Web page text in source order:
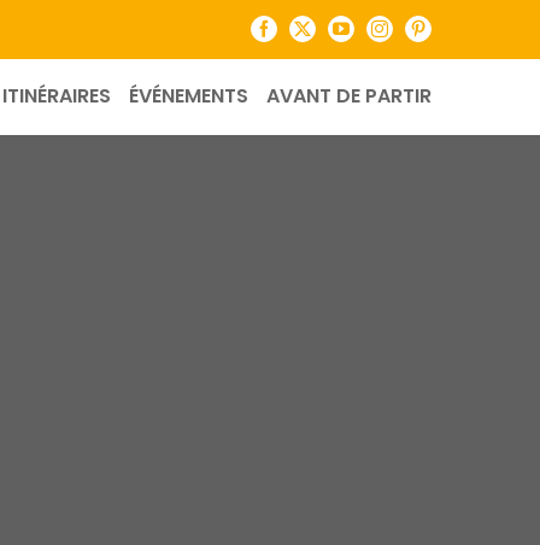
Facebook
X YouTubeInstagramPinterest
ÉVÉNEMENTS AVANT DE PARTIR